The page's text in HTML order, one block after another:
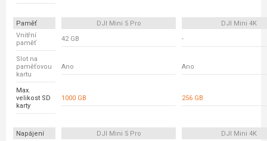
Paměť DJI Mini 5 Pro
DJI Mini 4K
Vnitřní
paměť
42 GB -
Slot na
paměťovou
kartu
Ano Ano
Max.
velikost SD
karty
1000 GB 256 GB
Napájení DJI Mini 5 Pro
DJI Mini 4K